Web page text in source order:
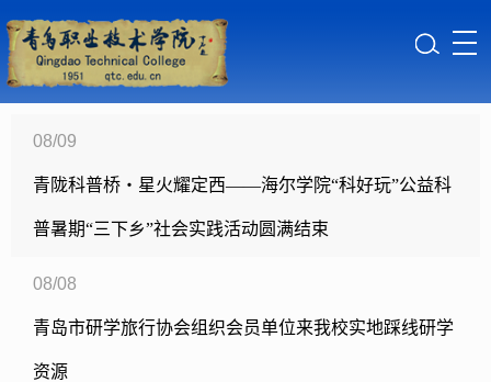
08/09
青陇科普桥・星火耀定西——海尔学院“科好玩”公益科
普暑期“三下乡”社会实践活动圆满结束
08/08
青岛市研学旅行协会组织会员单位来我校实地踩线研学
资源